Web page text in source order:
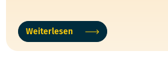
Weiterlesen